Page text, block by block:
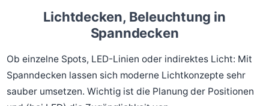
Lichtdecken, Beleuchtung in
Spanndecken
Ob einzelne Spots, LED-Linien oder indirektes Licht: Mit
Spanndecken lassen sich moderne Lichtkonzepte sehr
sauber umsetzen. Wichtig ist die Planung der Positionen